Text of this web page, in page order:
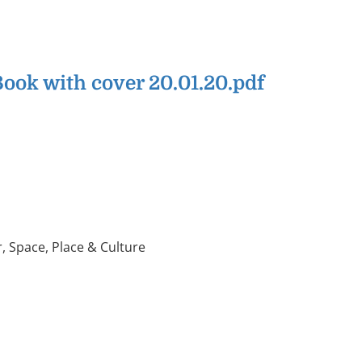
with cover 20.01.20.pdf
Space, Place & Culture